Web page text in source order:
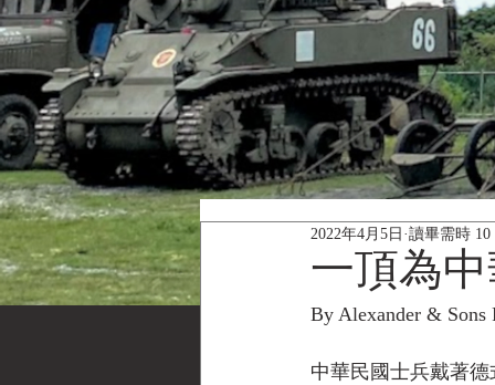
一頂為
2022年4月5日 讀畢需時 10
By Alexander &
中華民國士兵戴著